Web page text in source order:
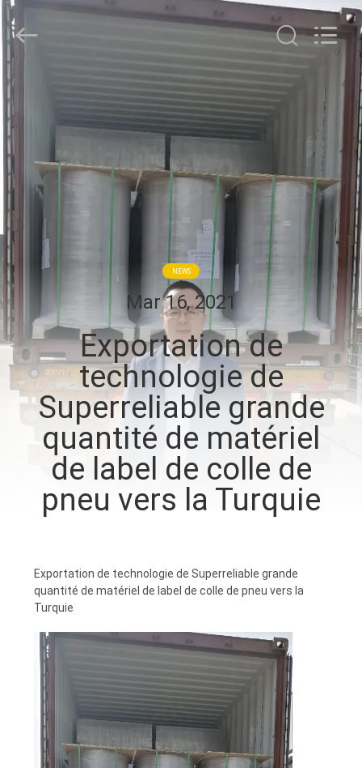
MAISON
PRODUITS
VIDÉOS
AU
SUJET
DE
NOUS
VISITE
D'USINE
CONTRÔLE
QUALITÉ
CONTACTEZ-
NOUS
NOUVELLES
DEMANDEZ
CITATION
WEIFANG
SUPERRELIABLE
TECHNOLOGY
CO,LTD.
Rights
NEWS
Mar 16, 2021
Exportation de
technologie de
Superreliable grande
quantité de matériel
de label de colle de
pneu vers la Turquie
Exportation de technologie de Superreliable grande
quantité de matériel de label de colle de pneu vers la
Turquie